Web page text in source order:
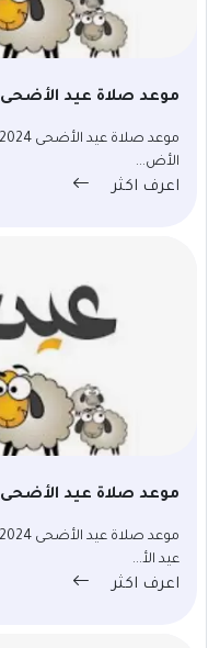
موعد صلاة عيد الأضحى 2024 في قالمة | الجزائر
الأض...
اعرف اكثر
موعد صلاة عيد الأضحى 2024 في تلمسان | الجزائر
عيد الأ...
اعرف اكثر